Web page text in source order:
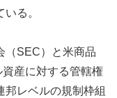
る。
（SEC）と米商品
産に対する管轄権
邦レベルの規制枠組